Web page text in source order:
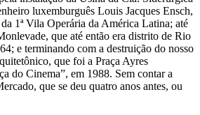
luxemburguês Louis Jacques Ensch,
1ª Vila Operária da América Latina; até
que até então era distrito de Rio
e terminando com a destruição do nosso
que foi a Praça Ayres
do Cinema”, em 1988. Sem contar a
que se deu quatro anos antes, ou